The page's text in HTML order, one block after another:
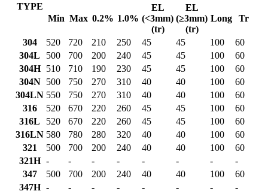
TYPE
Min Max 0.2% 1.0%
EL
(<3mm)
(tr)
EL
(≥3mm)
(tr)
Long Tr
304 520 720 210 250 45 45 100
60
304L
500 700 200 240 45 45 100
60
304H
510 710 190 230 45 45 100
60
304N
500 750 270 310 40 40 100
60
304LN 550 750 270 310 40 40 100
60
316
520 670 220 260 45 45 100
60
316L
520 670 220 260 45 45 100
60
316LN 580 780 280 320 40 40 100
60
321
500 700 200 240 40 40 100
60
321H - - - - - - -
-
347
500 700 200 240 40 40 100
60
347H - - - - - - -
-